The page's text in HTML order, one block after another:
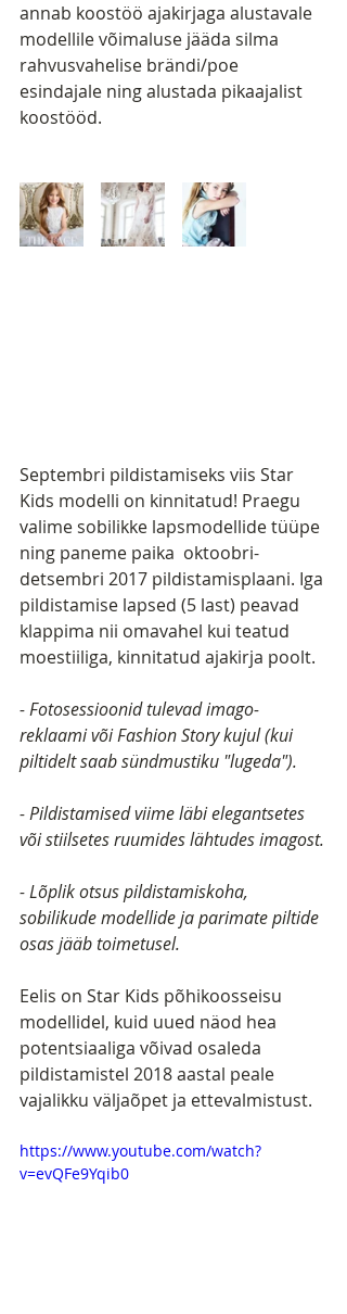
annab koostöö ajakirjaga alustavale
modellile võimaluse jääda silma
rahvusvahelise brändi/poe
esindajale ning alustada pikaajalist
koostööd.
Septembri pildistamiseks viis Star
Kids modelli on kinnitatud! Praegu
valime sobilikke lapsmodellide tüüpe
ning paneme paika  oktoobri-
detsembri 2017 pildistamisplaani. Iga
pildistamise lapsed (5 last) peavad
klappima nii omavahel kui teatud
moestiiliga, kinnitatud ajakirja poolt.
- Fotosessioonid tulevad imago-
reklaami või Fashion Story kujul (kui
piltidelt saab sündmustiku "lugeda").
- Pildistamised viime läbi elegantsetes
või stiilsetes ruumides lähtudes imagost.
- Lõplik otsus pildistamiskoha,
sobilikude modellide ja parimate piltide
osas jääb toimetusel.
Eelis on Star Kids põhikoosseisu
modellidel, kuid uued näod hea
potentsiaaliga võivad osaleda
pildistamistel 2018 aastal peale
vajalikku väljaõpet ja ettevalmistust.
https://www.youtube.com/watch?
v=evQFe9Yqib0